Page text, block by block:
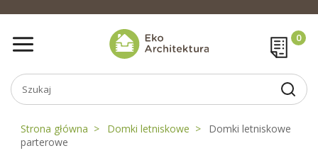
Strona główna Domki letniskowe
Domki letniskowe
parterowe